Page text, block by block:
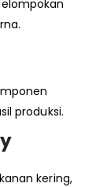
produksi.
kering,